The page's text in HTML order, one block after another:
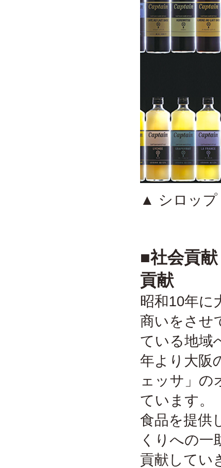
▲ シロッ
■社会貢
貢献
昭和10年に
商いをさせ
ている地域
年より大阪
ェッサ」の
ています。
食品を提供
くりへの一
貢献してい